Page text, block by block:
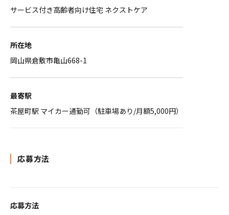
サービス付き高齢者向け住宅 ネクストケア
所在地
岡山県倉敷市亀山668-1
最寄駅
茶屋町駅 マイカー通勤可（駐車場あり/月額5,000円）
応募方法
応募方法